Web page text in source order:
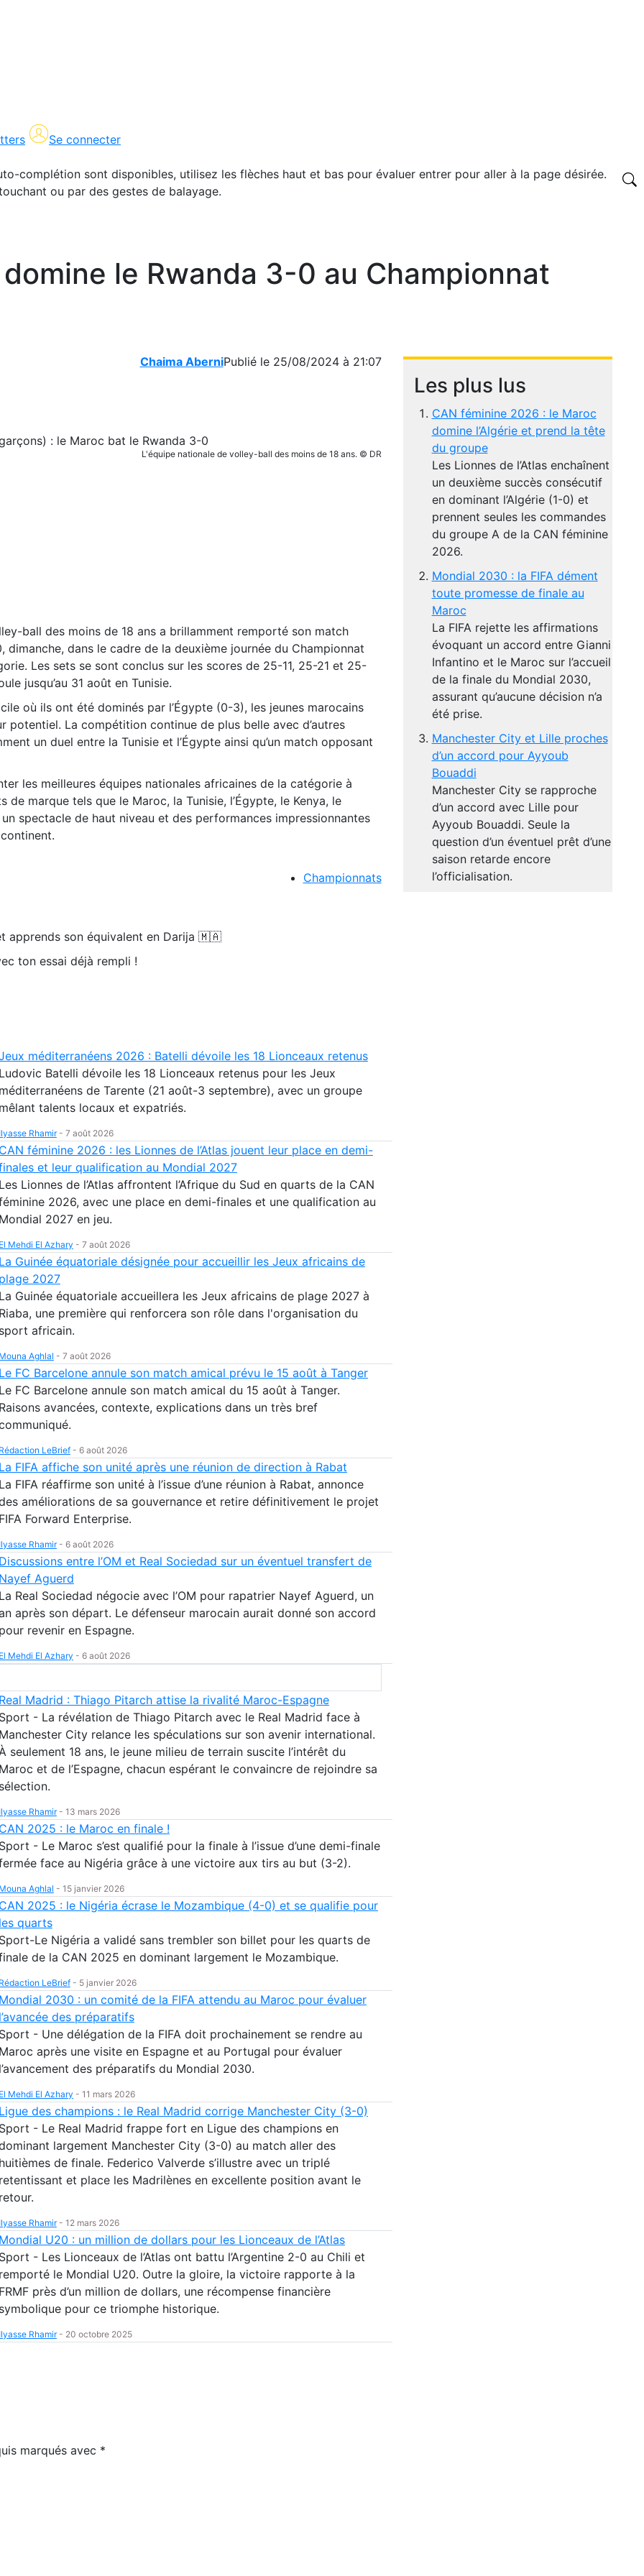
Se connecter
complétion sont disponibles, utilisez les flèches haut et bas pour évaluer entrer pour aller à la page désirée.
ou par des gestes de balayage.
le Rwanda 3-0 au Championnat
Chaima AberniPublié le 25/08/2024 à 21:07
L'équipe nationale de volley-ball des moins de 18 ans. © DR
ball des moins de 18 ans a brillamment remporté son match
dimanche, dans le cadre de la deuxième journée du Championnat
Les sets se sont conclus sur les scores de 25-11, 25-21 et 25-
jusqu’au 31 août en Tunisie.
où ils ont été dominés par l’Égypte (0-3), les jeunes marocains
potentiel. La compétition continue de plus belle avec d’autres
un duel entre la Tunisie et l’Égypte ainsi qu’un match opposant
les meilleures équipes nationales africaines de la catégorie à
marque tels que le Maroc, la Tunisie, l’Égypte, le Kenya, le
spectacle de haut niveau et des performances impressionnantes
Championnats
apprends son équivalent en Darija 🇲🇦
ton essai déjà rempli !
Les plus lus
CAN féminine 2026 : le Maroc
domine l’Algérie et prend la tête
du groupe
Les Lionnes de l’Atlas enchaînent
un deuxième succès consécutif
en dominant l’Algérie (1-0) et
prennent seules les commandes
du groupe A de la CAN féminine
2026.
Mondial 2030 : la FIFA dément
toute promesse de finale au
Maroc
La FIFA rejette les affirmations
évoquant un accord entre Gianni
Infantino et le Maroc sur l’accueil
de la finale du Mondial 2030,
assurant qu’aucune décision n’a
été prise.
Manchester City et Lille proches
d’un accord pour Ayyoub
Bouaddi
Manchester City se rapproche
d’un accord avec Lille pour
Ayyoub Bouaddi. Seule la
question d’un éventuel prêt d’une
saison retarde encore
l’officialisation.
méditerranéens 2026 : Batelli dévoile les 18 Lionceaux retenus
Ludovic Batelli dévoile les 18 Lionceaux retenus pour les Jeux
méditerranéens de Tarente (21 août-3 septembre), avec un groupe
mêlant talents locaux et expatriés.
Ilyasse Rhamir- 7 août 2026
CAN féminine 2026 : les Lionnes de l’Atlas jouent leur place en demi-
et leur qualification au Mondial 2027
Les Lionnes de l’Atlas affrontent l’Afrique du Sud en quarts de la CAN
2026, avec une place en demi-finales et une qualification au
Mondial 2027 en jeu.
El Mehdi El Azhary - 7 août 2026
La Guinée équatoriale désignée pour accueillir les Jeux africains de
plage 2027
La Guinée équatoriale accueillera les Jeux africains de plage 2027 à
Riaba, une première qui renforcera son rôle dans l'organisation du
sport africain.
Mouna Aghlal - 7 août 2026
Le FC Barcelone annule son match amical prévu le 15 août à Tanger
Le FC Barcelone annule son match amical du 15 août à Tanger.
Raisons avancées, contexte, explications dans un très bref
Rédaction LeBrief- 6 août 2026
La FIFA affiche son unité après une réunion de direction à Rabat
La FIFA réaffirme son unité à l’issue d’une réunion à Rabat, annonce
améliorations de sa gouvernance et retire définitivement le projet
FIFA Forward Enterprise.
Ilyasse Rhamir- 6 août 2026
Discussions entre l’OM et Real Sociedad sur un éventuel transfert de
Nayef Aguerd
La Real Sociedad négocie avec l’OM pour rapatrier Nayef Aguerd, un
après son départ. Le défenseur marocain aurait donné son accord
pour revenir en Espagne.
El Mehdi El Azhary - 6 août 2026
Real Madrid : Thiago Pitarch attise la rivalité Maroc-Espagne
Sport - La révélation de Thiago Pitarch avec le Real Madrid face à
Manchester City relance les spéculations sur son avenir international.
À seulement 18 ans, le jeune milieu de terrain suscite l’intérêt du
Maroc et de l’Espagne, chacun espérant le convaincre de rejoindre sa
sélection.
Ilyasse Rhamir- 13 mars 2026
CAN 2025 : le Maroc en finale !
Sport - Le Maroc s’est qualifié pour la finale à l’issue d’une demi-finale
face au Nigéria grâce à une victoire aux tirs au but (3-2).
Mouna Aghlal - 15 janvier 2026
CAN 2025 : le Nigéria écrase le Mozambique (4-0) et se qualifie pour
les quarts
Sport-Le Nigéria a validé sans trembler son billet pour les quarts de
de la CAN 2025 en dominant largement le Mozambique.
Rédaction LeBrief- 5 janvier 2026
Mondial 2030 : un comité de la FIFA attendu au Maroc pour évaluer
l’avancée des préparatifs
Sport - Une délégation de la FIFA doit prochainement se rendre au
Maroc après une visite en Espagne et au Portugal pour évaluer
l’avancement des préparatifs du Mondial 2030.
El Mehdi El Azhary - 11 mars 2026
Ligue des champions : le Real Madrid corrige Manchester City (3-0)
Sport - Le Real Madrid frappe fort en Ligue des champions en
largement Manchester City (3-0) au match aller des
huitièmes de finale. Federico Valverde s’illustre avec un triplé
retentissant et place les Madrilènes en excellente position avant le
retour.
Ilyasse Rhamir- 12 mars 2026
Mondial U20 : un million de dollars pour les Lionceaux de l’Atlas
Sport - Les Lionceaux de l’Atlas ont battu l’Argentine 2-0 au Chili et
remporté le Mondial U20. Outre la gloire, la victoire rapporte à la
FRMF près d’un million de dollars, une récompense financière
symbolique pour ce triomphe historique.
Ilyasse Rhamir- 20 octobre 2025
marqués avec *